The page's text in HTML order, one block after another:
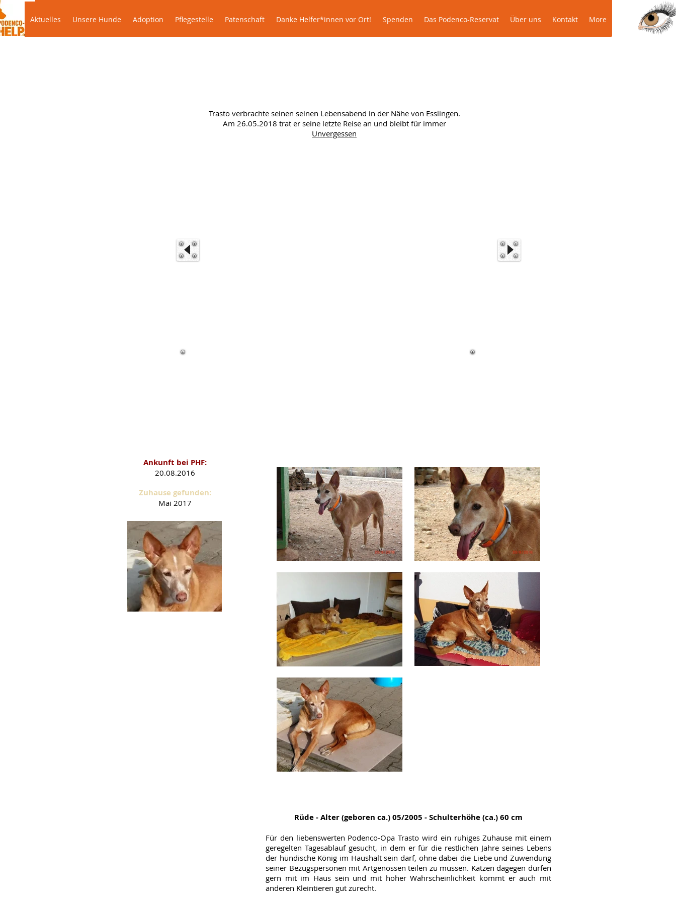
Aktuelles Unsere Hunde Adoption Pflegestelle Patenschaft Danke Helfer*innen vor Ort! Spenden Das Podenco-Reservat Über uns More
Trasto verbrachte seinen seinen Lebensabend in der Nähe von Esslingen.
Am 26.05.2018 trat er seine letzte Reise an und bleibt für immer
Unvergessen
Ankunft bei PHF:
20.08.2016
Zuhause gefunden:
Mai 2017
Rüde - Alter (geboren ca.) 05/2005 - Schulterhöhe (ca.) 60 cm
Für den liebenswerten Podenco-Opa Trasto wird ein ruhiges Zuhause mit einem
geregelten Tagesablauf gesucht, in dem er für die restlichen Jahre seines Lebens
der hündische König im Haushalt sein darf, ohne dabei die Liebe und Zuwendung
seiner Bezugspersonen mit Artgenossen teilen zu müssen. Katzen dagegen dürfen
gern mit im Haus sein und mit hoher Wahrscheinlichkeit kommt er auch mit
anderen Kleintieren gut zurecht.
Aktuelles Unsere Hunde Adoption Pflegestelle Patenschaft Danke Helfer*innen vor Ort! Spenden Das Podenco-Reservat Über uns Kontakt More